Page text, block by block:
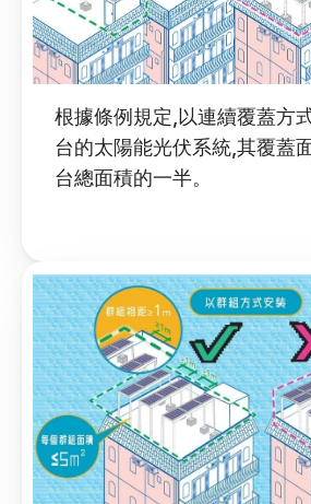
根據條例規定,以連續覆蓋方
台的太陽能光伏系統,其覆蓋
台總面積的一半。